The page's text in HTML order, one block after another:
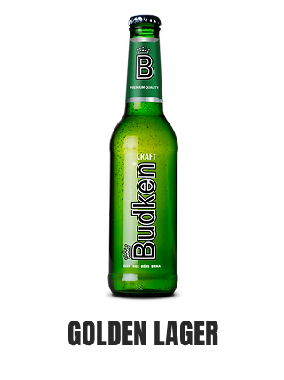
GOLDEN LAGER